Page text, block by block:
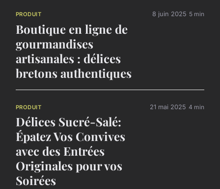
PRODUIT
Boutique en ligne de
gourmandises
artisanales : délices
bretons authentiques
8 juin 2025 5 min
PRODUIT
Délices Sucré-Salé:
Épatez Vos Convives
avec des Entrées
Originales pour vos
Soirées
21 mai 2025 4 min